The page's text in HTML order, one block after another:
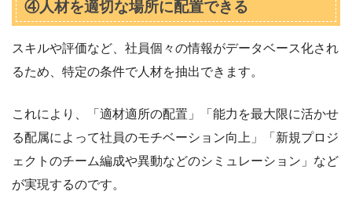
④人材を適切な場所に配置できる
スキルや評価など、社員個々の情報がデータベース化され
るため、特定の条件で人材を抽出できます。
これにより、「適材適所の配置」「能力を最大限に活かせ
る配属によって社員のモチベーション向上」「新規プロジ
ェクトのチーム編成や異動などのシミュレーション」など
が実現するのです。